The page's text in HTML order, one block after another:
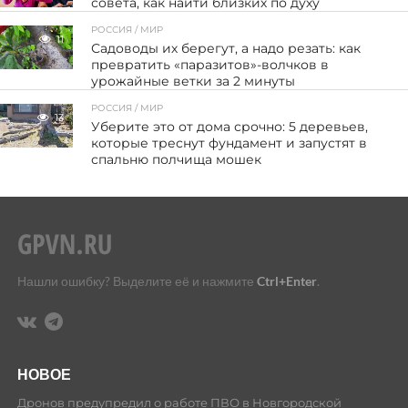
11
РОССИЯ / МИР
Садоводы их берегут, а надо резать: как
превратить «паразитов»-волчков в
урожайные ветки за 2 минуты
13
РОССИЯ / МИР
Уберите это от дома срочно: 5 деревьев,
которые треснут фундамент и запустят в
спальню полчища мошек
Нашли ошибку? Выделите её и нажмите Ctrl+Enter.
НОВОЕ
Дронов предупредил о работе ПВО в Новгородской